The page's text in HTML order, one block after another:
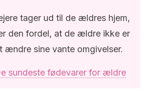
tager ud til de ældres hjem,
den fordel, at de ældre ikke er
ændre sine vante omgivelser.
sundeste fødevarer for ældre